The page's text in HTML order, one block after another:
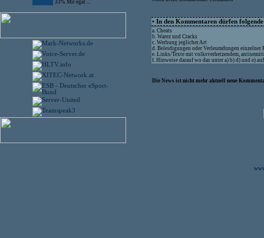
33% Mir egal ...
• In den Kommentaren dürfen
a. Cheats
b. Warez und Cracks
c. Werbung jeglicher Art
d. Beleidigungen oder Verleumdungen einzelner
e. Links/Texte mit volksverhetzendem,
f. Hinweise darauf wo das unter a) b) d) und e)
Die News ist nicht mehr aktuell neue